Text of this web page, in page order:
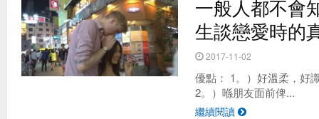
一般人都不會
生談戀愛時的
2017-11-02
優點： 1。）好溫柔，好
2。）喺朋友面前俾...
繼續閱讀